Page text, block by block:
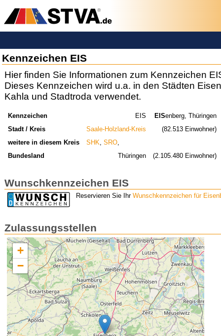
Kennzeichen EIS
Hier finden Sie Informationen zum Kennzeichen
Dieses Kennzeichen wird u.a. in den Städten
Kahla und Stadtroda verwendet.
Kennzeichen EIS EISenberg, Thüringen
Stadt / Kreis
Saale-Holzland-Kreis
(82.513 Einwohner)
weitere in diesem Kreis
SHK SRO,
Bundesland
Thüringen (2.105.480 Einwohner)
Wunschkennzeichen EIS
Reservieren Sie Ihr Wunschkennzeichen für
Zulassungsstellen
+
−